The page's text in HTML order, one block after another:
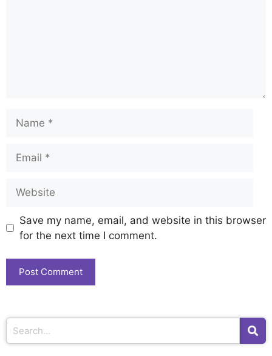
Save my name, email, and website in this browser
for the next time I comment.